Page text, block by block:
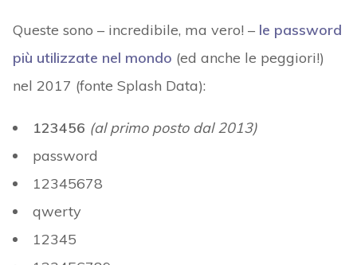
Queste sono – incredibile, ma vero! –le password
più utilizzate nel mondo (ed anche le peggiori!)
nel 2017 (fonte Splash Data):
123456 (al primo posto dal 2013)
password
12345678
qwerty
12345